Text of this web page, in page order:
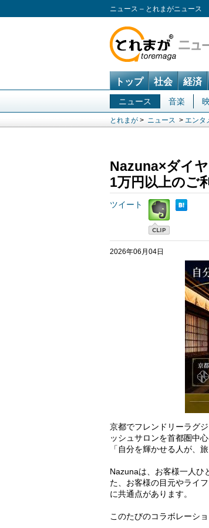
ニュース – とれまがニュース
トップ 社会 経済
ニュース 音楽
とれまが > ニュース > エンタ
Nazuna×ダイ
1万円以上のご
ツイート
2026年06月04日
京都でフレンドリーラグ
ッシュサロンを首都圏中
「自分を輝かせる人が、
Nazunaは、お客様一人ひ
た、お客様の目元やライ
に共通点があります。
このたびのコラボレーシ